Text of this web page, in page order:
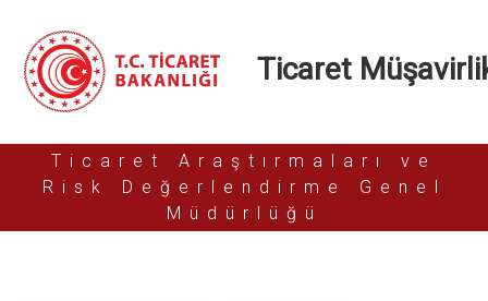
Ticaret
Ticaret Araştırmaları ve
Risk Değerlendirme Genel
Müdürlüğü